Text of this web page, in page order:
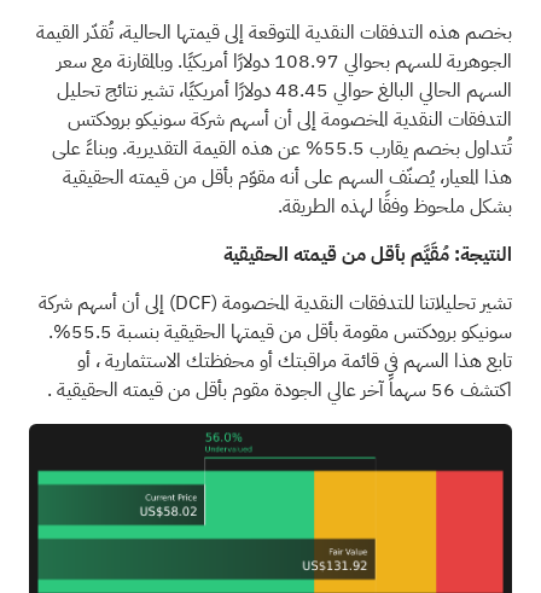
بخصم هذه التدفقات النقدية المتوقعة إلى قيمتها الحالية، تُقدّر القيمة
الجوهرية للسهم بحوالي 108.97 دولارًا أمريكيًا. وبالمقارنة مع سعر
السهم الحالي البالغ حوالي 48.45 دولارًا أمريكيًا، تشير نتائج تحليل
التدفقات النقدية المخصومة إلى أن أسهم شركة سونيكو برودكتس
تُتداول بخصم يقارب 55.5% عن هذه القيمة التقديرية. وبناءً على
هذا المعيار، يُصنّف السهم على أنه مقوّم بأقل من قيمته الحقيقية
بشكل ملحوظ وفقًا لهذه الطريقة.
النتيجة: مُقَيَّم بأقل من قيمته الحقيقية
تشير تحليلاتنا للتدفقات النقدية المخصومة (DCF) إلى أن أسهم شركة
سونيكو برودكتس مقومة بأقل من قيمتها الحقيقية بنسبة 55.5%.
تابع هذا السهم فيقائمة مراقبتكأو محفظتك الاستثمارية، أو
اكتشف 56 سهماً آخر عالي الجودة مقوم بأقل من قيمته الحقيقية .